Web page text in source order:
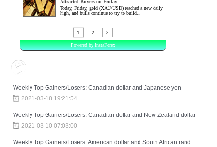
Weekly Top Gainers/Losers: Canadian dollar and Japanese yen
2021-03-18 19:21:54
Weekly Top Gainers/Losers: Canadian dollar and New Zealand dollar
2021-03-10 07:03:00
Weekly Top Gainers/Losers: American dollar and South African rand